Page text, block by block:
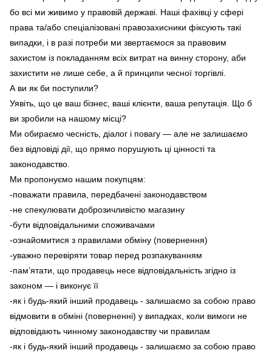
бо всі ми живимо у правовій державі. Наші фахівці у сфері
права та/або спеціалізовані правозахисники фіксують такі
випадки, і в разі потреби ми звертаємося за правовим
захистом із покладанням всіх витрат на винну сторону, аби
захистити не лише себе, а й принципи чесної торгівлі.
А ви як би поступили?
Уявіть, що це ваш бізнес, ваші клієнти, ваша репутація. Що б
ви зробили на нашому місці?
Ми обираємо чесність, діалог і повагу — але не залишаємо
без відповіді дії, що прямо порушують ці цінності та
законодавство.
Ми пропонуємо нашим покупцям:
-поважати правила, передбачені законодавством
-не спекулювати доброзичливістю магазину
-бути відповідальними споживачами
-ознайомитися з правилами обміну (повернення)
-уважно перевіряти товар перед розпакуванням
-пам’ятати, що продавець несе відповідальність згідно із
законом — і виконує її
-як і будь-який інший продавець - залишаємо за собою право
відмовити в обміні (поверненні) у випадках, коли вимоги не
відповідають чинному законодавству чи правилам
-як і будь-який інший продавець - залишаємо за собою право